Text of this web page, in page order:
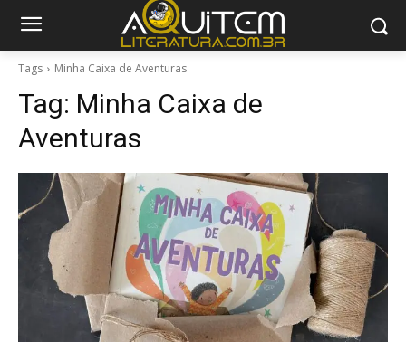
Tags Minha Caixa de Aventuras
Tag: Minha Caixa de
Aventuras